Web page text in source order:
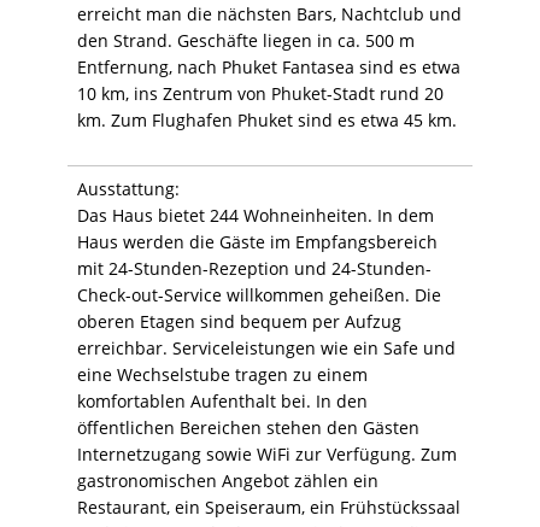
erreicht man die nächsten Bars, Nachtclub und
den Strand. Geschäfte liegen in ca. 500 m
Entfernung, nach Phuket Fantasea sind es etwa
10 km, ins Zentrum von Phuket-Stadt rund 20
km. Zum Flughafen Phuket sind es etwa 45 km.
Ausstattung:
Das Haus bietet 244 Wohneinheiten. In dem
Haus werden die Gäste im Empfangsbereich
mit 24-Stunden-Rezeption und 24-Stunden-
Check-out-Service willkommen geheißen. Die
oberen Etagen sind bequem per Aufzug
erreichbar. Serviceleistungen wie ein Safe und
eine Wechselstube tragen zu einem
komfortablen Aufenthalt bei. In den
öffentlichen Bereichen stehen den Gästen
Internetzugang sowie WiFi zur Verfügung. Zum
gastronomischen Angebot zählen ein
Restaurant, ein Speiseraum, ein Frühstückssaal